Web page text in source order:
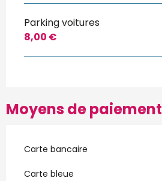
Parking voitures
8,00 €
Moyens de paiement
Carte bancaire
Carte bleue